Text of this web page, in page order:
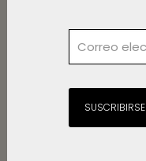
SUSCRIBIRSE